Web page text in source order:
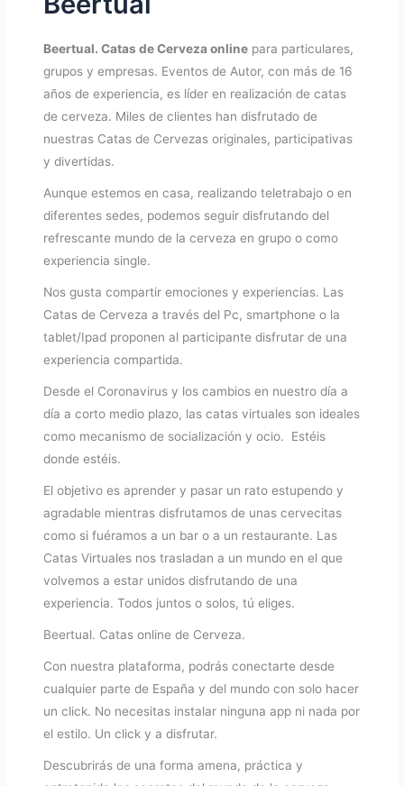
Beertual. Catas de Cerveza online para particulares,
grupos y empresas. Eventos de Autor, con más de 16
años de experiencia, es líder en realización de catas
de cerveza. Miles de clientes han disfrutado de
nuestras Catas de Cervezas originales, participativas
y divertidas.
Aunque estemos en casa, realizando teletrabajo o en
diferentes sedes, podemos seguir disfrutando del
refrescante mundo de la cerveza en grupo o como
experiencia single.
Nos gusta compartir emociones y experiencias. Las
Catas de Cerveza a través del Pc, smartphone o la
tablet/Ipad proponen al participante disfrutar de una
experiencia compartida.
Desde el Coronavirus y los cambios en nuestro día a
día a corto medio plazo, las catas virtuales son ideales
como mecanismo de socialización y ocio. Estéis
donde estéis.
El objetivo es aprender y pasar un rato estupendo y
agradable mientras disfrutamos de unas cervecitas
como si fuéramos a un bar o a un restaurante. Las
Catas Virtuales nos trasladan a un mundo en el que
volvemos a estar unidos disfrutando de una
experiencia. Todos juntos o solos, tú eliges.
Beertual. Catas online de Cerveza.
Con nuestra plataforma, podrás conectarte desde
cualquier parte de España y del mundo con solo hacer
un click. No necesitas instalar ninguna app ni nada por
el estilo. Un click y a disfrutar.
Descubrirás de una forma amena, práctica y